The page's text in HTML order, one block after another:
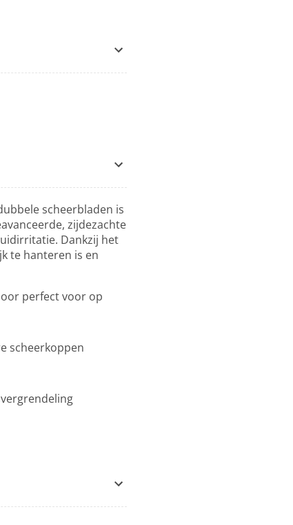
scheerbladen is
zijdezachte
Dankzij het
te hanteren is en
perfect voor op
scheerkoppen